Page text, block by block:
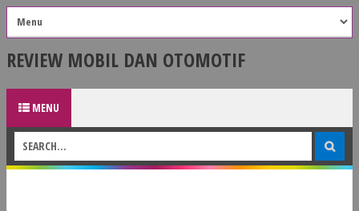
REVIEW MOBIL DAN OTOMOTIF
MENU